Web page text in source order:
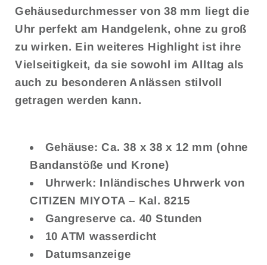
Gehäusedurchmesser von 38 mm liegt die
Uhr perfekt am Handgelenk, ohne zu groß
zu wirken. Ein weiteres Highlight ist ihre
Vielseitigkeit, da sie sowohl im Alltag als
auch zu besonderen Anlässen stilvoll
getragen werden kann.
Gehäuse: Ca. 38 x 38 x 12 mm (ohne
Bandanstöße und Krone)
Uhrwerk: Inländisches Uhrwerk von
CITIZEN MIYOTA – Kal. 8215
Gangreserve ca. 40 Stunden
10 ATM wasserdicht
Datumsanzeige